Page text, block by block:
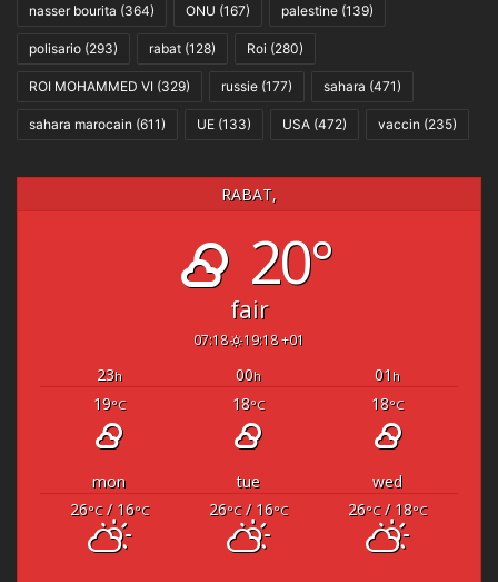
nasser bourita (364) ONU (167) palestine (139)
polisario (293) rabat (128) Roi (280)
ROI MOHAMMED VI (329) russie (177) sahara (471)
sahara marocain (611) UE (133) USA (472) vaccin (235)
RABAT,
20°
fair
07:18 19:18 +01
23h 00h 01 h
19°C 18°C 18°C
mon tue
wed
26°C/ 16°C 26°C/ 16°C 26°C/ 18°C